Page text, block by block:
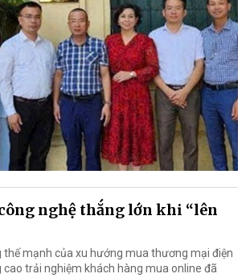
nghệ thắng lớn khi “lên
thế mạnh của xu hướng mua thương mại điện
trải nghiệm khách hàng mua online đã